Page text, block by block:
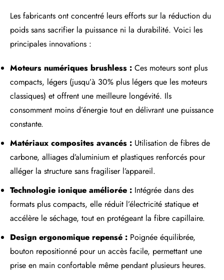
Les fabricants ont concentré leurs efforts sur la réduction du
poids sans sacrifier la puissance ni la durabilité. Voici les
principales innovations :
Moteurs numériques brushless : Ces moteurs sont plus
compacts, légers (jusqu’à 30% plus légers que les moteurs
classiques) et offrent une meilleure longévité. Ils
consomment moins d’énergie tout en délivrant une puissance
constante.
Matériaux composites avancés : Utilisation de fibres de
carbone, alliages d’aluminium et plastiques renforcés pour
alléger la structure sans fragiliser l’appareil.
Technologie ionique améliorée : Intégrée dans des
formats plus compacts, elle réduit l’électricité statique et
accélère le séchage, tout en protégeant la fibre capillaire.
Design ergonomique repensé : Poignée équilibrée,
bouton repositionné pour un accès facile, permettant une
prise en main confortable même pendant plusieurs heures.